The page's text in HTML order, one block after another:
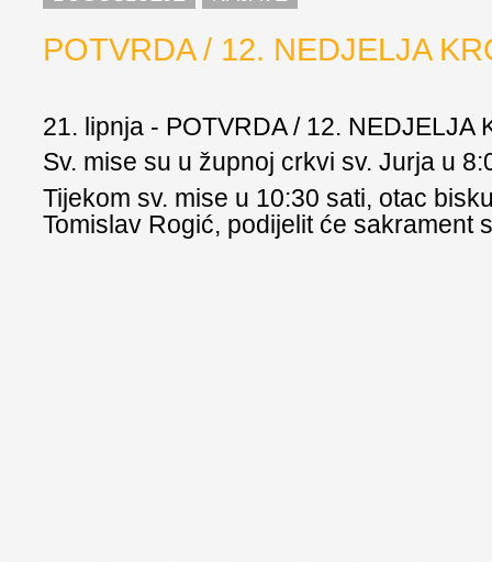
POTVRDA / 12. NEDJELJA
21. lipnja - POTVRDA / 12. NEDJELJA
Sv. mise su u župnoj crkvi sv. Jurja u
Tijekom sv. mise u 10:30 sati, otac
Tomislav Rogić, podijelit će sakrament